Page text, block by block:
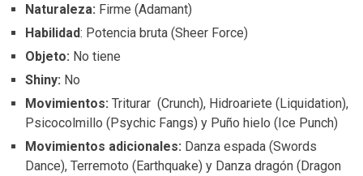
Naturaleza: Firme (Adamant)
Habilidad: Potencia bruta (Sheer Force)
Objeto: No tiene
Shiny: No
Movimientos: Triturar (Crunch), Hidroariete (Liquidation),
Psicocolmillo (Psychic Fangs) y Puño hielo (Ice Punch)
Movimientos adicionales: Danza espada (Swords
Dance), Terremoto (Earthquake) y Danza dragón (Dragon